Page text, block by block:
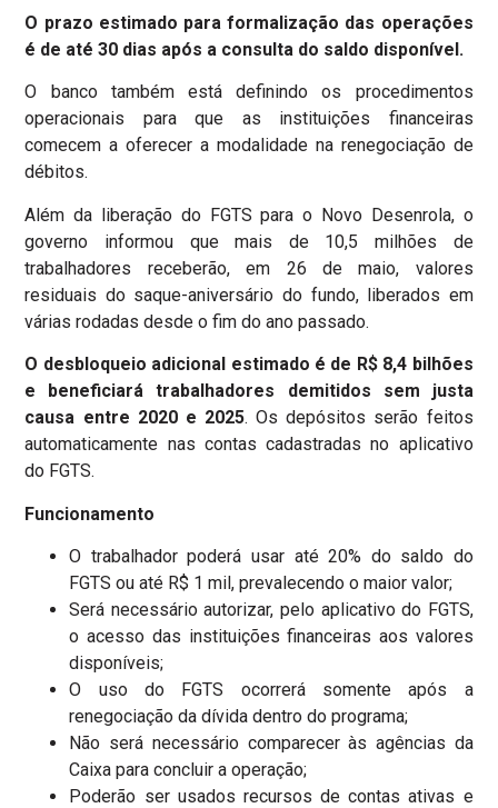
O prazo estimado para formalização das operações
é de até 30 dias após a consulta do saldo disponível.
O banco também está definindo os procedimentos
operacionais para que as instituições financeiras
comecem a oferecer a modalidade na renegociação de
débitos.
Além da liberação do FGTS para o Novo Desenrola, o
governo informou que mais de 10,5 milhões de
trabalhadores receberão, em 26 de maio, valores
residuais do saque-aniversário do fundo, liberados em
várias rodadas desde o fim do ano passado.
O desbloqueio adicional estimado é de R$ 8,4 bilhões
e beneficiará trabalhadores demitidos sem justa
causa entre 2020 e 2025. Os depósitos serão feitos
automaticamente nas contas cadastradas no aplicativo
do FGTS.
Funcionamento
O trabalhador poderá usar até 20% do saldo do
FGTS ou até R$ 1 mil, prevalecendo o maior valor;
Será necessário autorizar, pelo aplicativo do FGTS,
o acesso das instituições financeiras aos valores
disponíveis;
O uso do FGTS ocorrerá somente após a
renegociação da dívida dentro do programa;
Não será necessário comparecer às agências da
Caixa para concluir a operação;
Poderão ser usados recursos de contas ativas e